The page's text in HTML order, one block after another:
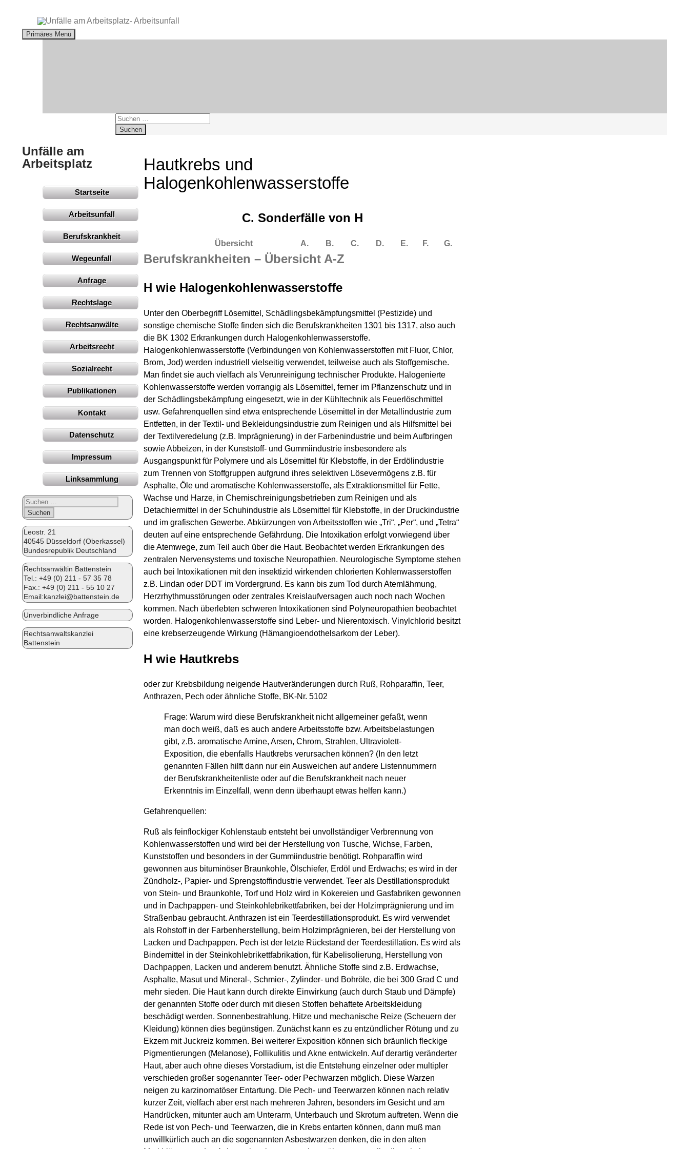
Suchen
Primäres Menü
Suchen
nach:
Hautkrebs und
Halogenkohlenwasserstoffe
C. Sonderfälle von H
Übersicht A. B. C. D. E. F. G.
Berufskrankheiten – Übersicht A-Z
H wie Halogenkohlenwasserstoffe
Unter den Oberbegriff Lösemittel, Schädlingsbekämpfungsmittel (Pestizide) und
sonstige chemische Stoffe finden sich die Berufskrankheiten 1301 bis 1317, also auch
die BK 1302 Erkrankungen durch Halogenkohlenwasserstoffe.
Halogenkohlenwasserstoffe (Verbindungen von Kohlenwasserstoffen mit Fluor, Chlor,
Brom, Jod) werden industriell vielseitig verwendet, teilweise auch als Stoffgemische.
Man findet sie auch vielfach als Verunreinigung technischer Produkte. Halogenierte
Kohlenwasserstoffe werden vorrangig als Lösemittel, ferner im Pflanzenschutz und in
der Schädlingsbekämpfung eingesetzt, wie in der Kühltechnik als Feuerlöschmittel
usw. Gefahrenquellen sind etwa entsprechende Lösemittel in der Metallindustrie zum
Entfetten, in der Textil- und Bekleidungsindustrie zum Reinigen und als Hilfsmittel bei
der Textilveredelung (z.B. Imprägnierung) in der Farbenindustrie und beim Aufbringen
sowie Abbeizen, in der Kunststoff- und Gummiindustrie insbesondere als
Ausgangspunkt für Polymere und als Lösemittel für Klebstoffe, in der Erdölindustrie
zum Trennen von Stoffgruppen aufgrund ihres selektiven Lösevermögens z.B. für
Asphalte, Öle und aromatische Kohlenwasserstoffe, als Extraktionsmittel für Fette,
Wachse und Harze, in Chemischreinigungsbetrieben zum Reinigen und als
Detachiermittel in der Schuhindustrie als Lösemittel für Klebstoffe, in der Druckindustrie
und im grafischen Gewerbe. Abkürzungen von Arbeitsstoffen wie „Tri“, „Per“, und „Tetra“
deuten auf eine entsprechende Gefährdung. Die Intoxikation erfolgt vorwiegend über
die Atemwege, zum Teil auch über die Haut. Beobachtet werden Erkrankungen des
zentralen Nervensystems und toxische Neuropathien. Neurologische Symptome stehen
auch bei Intoxikationen mit den insektizid wirkenden chlorierten Kohlenwasserstoffen
z.B. Lindan oder DDT im Vordergrund. Es kann bis zum Tod durch Atemlähmung,
Herzrhythmusstörungen oder zentrales Kreislaufversagen auch noch nach Wochen
kommen. Nach überlebten schweren Intoxikationen sind Polyneuropathien beobachtet
worden. Halogenkohlenwasserstoffe sind Leber- und Nierentoxisch. Vinylchlorid besitzt
eine krebserzeugende Wirkung (Hämangioendothelsarkom der Leber).
H wie Hautkrebs
oder zur Krebsbildung neigende Hautveränderungen durch Ruß, Rohparaffin, Teer,
Anthrazen, Pech oder ähnliche Stoffe, BK-Nr. 5102
Frage: Warum wird diese Berufskrankheit nicht allgemeiner gefaßt, wenn
man doch weiß, daß es auch andere Arbeitsstoffe bzw. Arbeitsbelastungen
gibt, z.B. aromatische Amine, Arsen, Chrom, Strahlen, Ultraviolett-
Exposition, die ebenfalls Hautkrebs verursachen können? (In den letzt
genannten Fällen hilft dann nur ein Ausweichen auf andere Listennummern
der Berufskrankheitenliste oder auf die Berufskrankheit nach neuer
Erkenntnis im Einzelfall, wenn denn überhaupt etwas helfen kann.)
Gefahrenquellen:
Ruß als feinflockiger Kohlenstaub entsteht bei unvollständiger Verbrennung von
Kohlenwasserstoffen und wird bei der Herstellung von Tusche, Wichse, Farben,
Kunststoffen und besonders in der Gummiindustrie benötigt. Rohparaffin wird
gewonnen aus bituminöser Braunkohle, Ölschiefer, Erdöl und Erdwachs; es wird in der
Zündholz-, Papier- und Sprengstoffindustrie verwendet. Teer als Destillationsprodukt
von Stein- und Braunkohle, Torf und Holz wird in Kokereien und Gasfabriken gewonnen
und in Dachpappen- und Steinkohlebrikettfabriken, bei der Holzimprägnierung und im
Straßenbau gebraucht. Anthrazen ist ein Teerdestillationsprodukt. Es wird verwendet
als Rohstoff in der Farbenherstellung, beim Holzimprägnieren, bei der Herstellung von
Lacken und Dachpappen. Pech ist der letzte Rückstand der Teerdestillation. Es wird als
Bindemittel in der Steinkohlebrikettfabrikation, für Kabelisolierung, Herstellung von
Dachpappen, Lacken und anderem benutzt. Ähnliche Stoffe sind z.B. Erdwachse,
Asphalte, Masut und Mineral-, Schmier-, Zylinder- und Bohröle, die bei 300 Grad C und
mehr sieden. Die Haut kann durch direkte Einwirkung (auch durch Staub und Dämpfe)
der genannten Stoffe oder durch mit diesen Stoffen behaftete Arbeitskleidung
beschädigt werden. Sonnenbestrahlung, Hitze und mechanische Reize (Scheuern der
Kleidung) können dies begünstigen. Zunächst kann es zu entzündlicher Rötung und zu
Ekzem mit Juckreiz kommen. Bei weiterer Exposition können sich bräunlich fleckige
Pigmentierungen (Melanose), Follikulitis und Akne entwickeln. Auf derartig veränderter
Haut, aber auch ohne dieses Vorstadium, ist die Entstehung einzelner oder multipler
verschieden großer sogenannter Teer- oder Pechwarzen möglich. Diese Warzen
neigen zu karzinomatöser Entartung. Die Pech- und Teerwarzen können nach relativ
kurzer Zeit, vielfach aber erst nach mehreren Jahren, besonders im Gesicht und am
Handrücken, mitunter auch am Unterarm, Unterbauch und Skrotum auftreten. Wenn die
Rede ist von Pech- und Teerwarzen, die in Krebs entarten können, dann muß man
unwillkürlich auch an die sogenannten Asbestwarzen denken, die in den alten
Unfälle am
Arbeitsplatz
Startseite
Arbeitsunfall
Berufskrankheit
Wegeunfall
Anfrage
Rechtslage
Rechtsanwälte
Arbeitsrecht
Sozialrecht
Publikationen
Kontakt
Datenschutz
Impressum
Linksammlung
Suchen
nach:
Leostr. 21
40545 Düsseldorf (Oberkassel)
Bundesrepublik Deutschland
Rechtsanwältin Battenstein
Tel.:+49 (0) 211 - 57 35 78
Fax.: +49 (0) 211 - 55 10 27
Email:kanzlei@battenstein.de
Unverbindliche Anfrage
Rechtsanwaltskanzlei
Battenstein